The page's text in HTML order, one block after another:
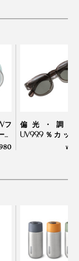
ングにより、ニオ
も簡単。食器用洗
てください。
フ
偏光・調光
UV99.9％カッ
「おしゃれグラ
¥